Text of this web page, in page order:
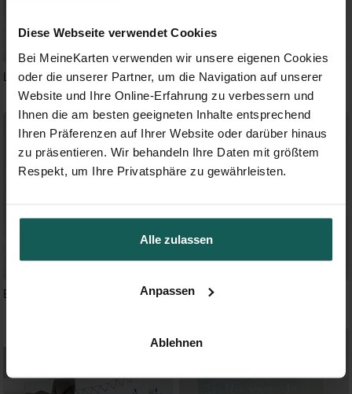
Diese Webseite verwendet Cookies
Bei MeineKarten verwenden wir unsere eigenen Cookies
oder die unserer Partner, um die Navigation auf unserer
Website und Ihre Online-Erfahrung zu verbessern und
Ihnen die am besten geeigneten Inhalte entsprechend
Ihren Präferenzen auf Ihrer Website oder darüber hinaus
zu präsentieren. Wir behandeln Ihre Daten mit größtem
Respekt, um Ihre Privatsphäre zu gewährleisten.
Alle zulassen
Anpassen
Ablehnen
Liebeszeichnung - Doppelklapp Reisepass
Blühender Zweig - Doppelklapp Blühender Zweig - Origami